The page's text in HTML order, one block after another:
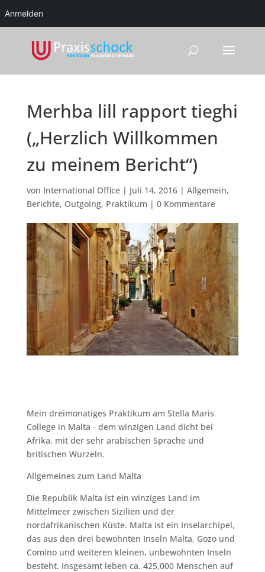
Anmelden
Merhba lill rapport tieghi
(„Herzlich Willkommen
zu meinem Bericht“)
von International Office| Juli 14, 2016| Allgemein,
Berichte, Outgoing, Praktikum | 0 Kommentare
Mein dreimonatiges Praktikum am Stella Maris
College in Malta - dem winzigen Land dicht bei
Afrika, mit der sehr arabischen Sprache und
britischen Wurzeln.
Allgemeines zum Land Malta
Die Republik Malta ist ein winziges Land im
Mittelmeer zwischen Sizilien und der
nordafrikanischen Küste. Malta ist ein Inselarchipel,
das aus den drei bewohnten Inseln Malta, Gozo und
Comino und weiteren kleinen, unbewohnten Inseln
besteht. Insgesamt leben ca. 425,000 Menschen auf